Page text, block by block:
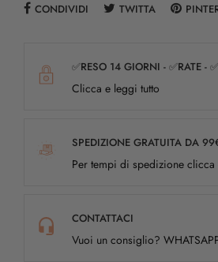
CONDIVIDI TWITTA
✅RESO 14 GIORNI - ✅RATE -
Clicca e leggi tutto
SPEDIZIONE GRATUITA DA
Per tempi di spedizione clicca
CONTATTACI
Vuoi un consiglio?